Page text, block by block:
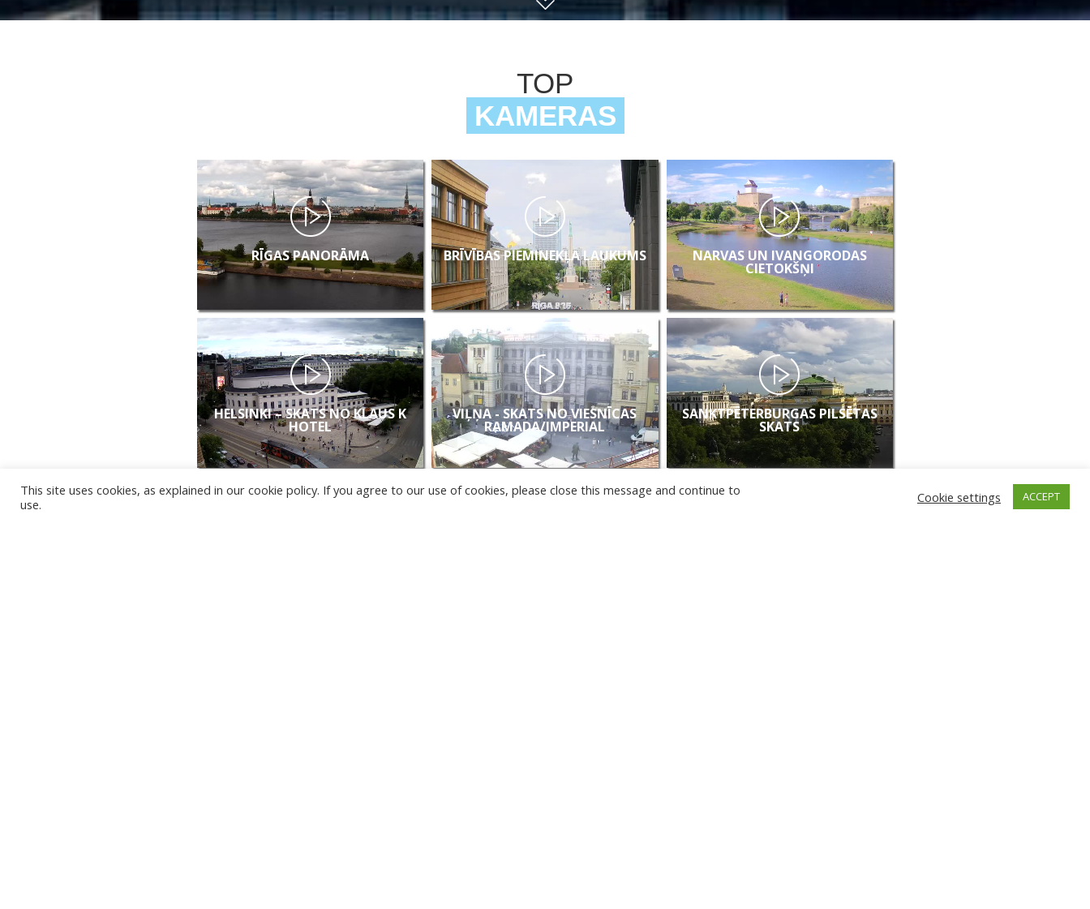
TOP
KAMERAS
RĪGAS PANORĀMA BRĪVĪBAS PIEMINEKĻA LAUKUMS NARVAS UN IVANGORODAS
CIETOKŠŅI
HELSINKI – SKATS NO KLAUS K
HOTEL
VIĻŅA - SKATS NO VIESNĪCAS
RAMADA/IMPERIAL
SANKTPĒTERBURGAS PILSĒTAS
SKATS
This site uses cookies, as explained in our cookie policy. If you agree to our use of cookies, please close this message and continue to
use.
Cookie settings ACCEPT